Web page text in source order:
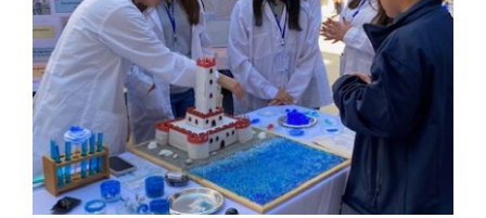
Académicos
Funcionarios
Alumni
English